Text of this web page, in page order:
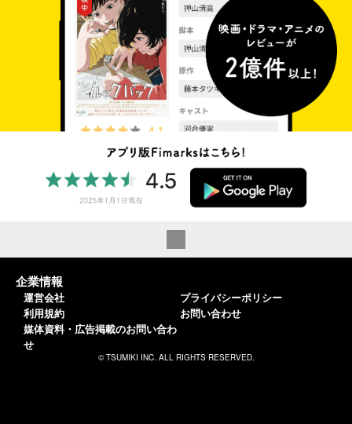
企業情報
運営会社
利用規約
媒体資料・広告掲載のお問い合わ
せ
プライバシーポリシー
お問い合わせ
© TSUMIKI INC. ALL RIGHTS RESERVED.